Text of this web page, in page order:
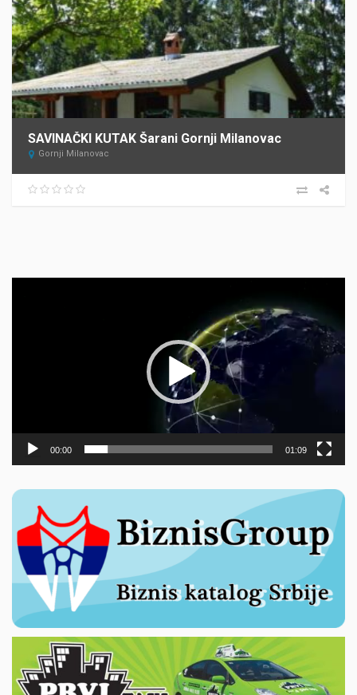
SAVINAČKI KUTAK Šarani Gornji Milanovac
Gornji Milanovac
00:00 01:09